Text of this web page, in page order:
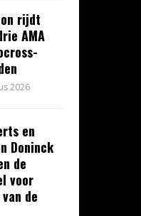
rijdt
AMA
2026
en
Doninck
de
voor
de